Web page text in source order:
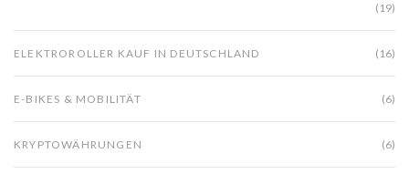
(19)
ELEKTROROLLER KAUF IN DEUTSCHLAND (16)
E-BIKES & MOBILITÄT (6)
KRYPTOWÄHRUNGEN (6)